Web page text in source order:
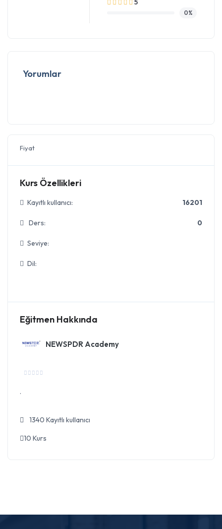
5
0%
Yorumlar
Fiyat
Kurs Özellikleri
Kayıtlı kullanıcı: 16201
Ders: 0
Seviye:
Dil:
Eğitmen Hakkında
NEWSPDR Academy
.
1340 Kayıtlı kullanıcı
10 Kurs